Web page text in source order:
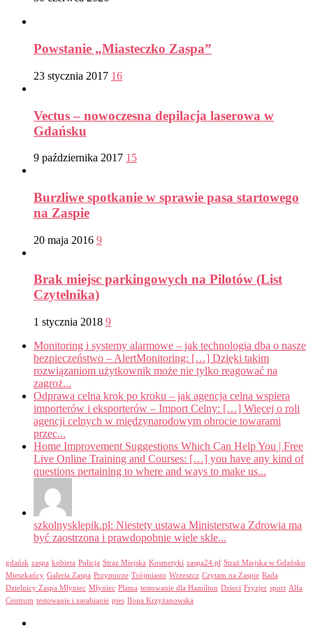
Powstanie „Miasteczko Zaspa”
23 stycznia 2017 16
Vectus – nowoczesna depilacja laserowa w
Gdańsku
9 października 2017 15
Burzliwe spotkanie w sprawie pasa startowego
na Zaspie
20 maja 2016 9
Brak miejsc parkingowych na Pilotów (List
Czytelnika)
1 stycznia 2018 9
Monitoring i systemy alarmowe – jak technologia dba o nasze
bezpieczeństwo – AlertMonitoring: […] Dzięki takim
rozwiązaniom użytkownik może nie tylko reagować na
zagroż...
Odprawa celna krok po kroku – jak agencja celna wspiera
importerów i eksporterów – Import Celny: […] Więcej o roli
agencji celnych w międzynarodowym obrocie towarami
przec...
Home Improvement Suggestions Which Can Help You | Free
Live Online Training and Courses: […] you have any kind of
questions pertaining to where and ways to make us...
szkolnysklepik.pl: Niestety ustawa Ministerstwa Zdrowia ma
być zaostrzona i prawdopobnie wiele skle...
gdańsk zaspa kobieta Policja Straz Miejska Kosmetyki zaspa24.pl Straż Miejska w Gdańsku
Mieszkańcy Galeria Zaspa Przymorze Trójmiasto Wrzeszcz Czytam na Zaspie Rada
Dzielnicy Zaspa Młyniec Młyniec Plama testowanie dla Hamilton Dzieci Fryzjer sport Alfa
Centrum testowanie i zarabianie pies Ilona Krzyżanowska